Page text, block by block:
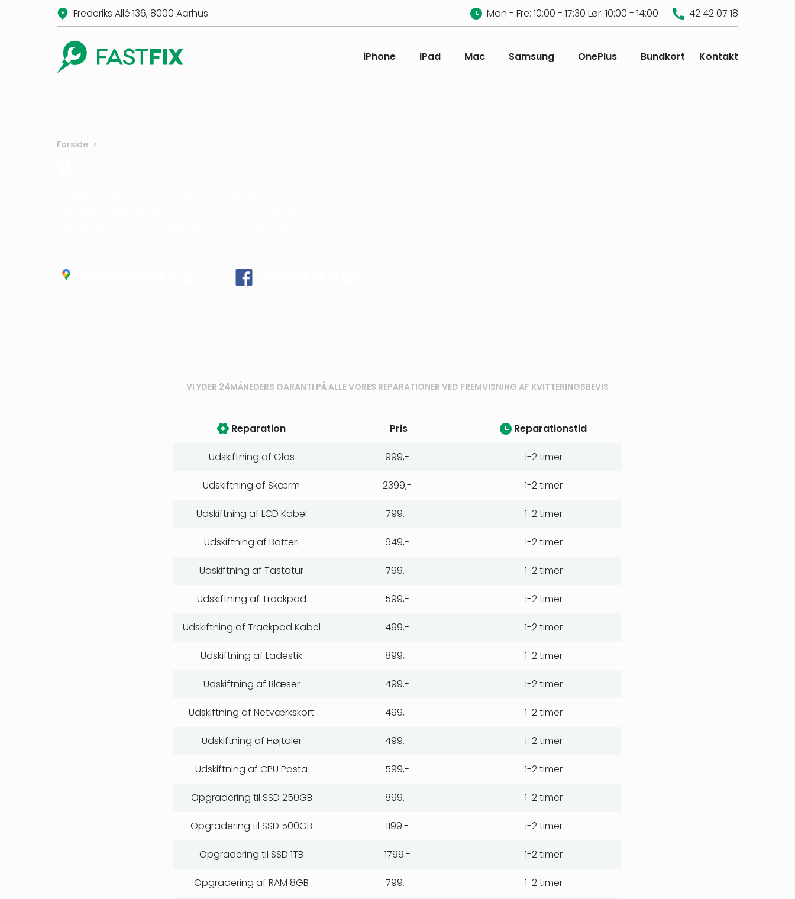
Frederiks Allé 136, 8000 Aarhus Man - Fre: 10:00 - 17:30 Lør: 10:00 - 14:00 42 42 07 18
iPhone iPad Mac Samsung OnePlus Bundkort Kontakt
Forside >
VI YDER 24MÅNEDERS GARANTI PÅ ALLE VORES REPARATIONER VED FREMVISNING AF KVITTERINGSBEVIS
Reparation Pris Reparationstid
Udskiftning af Glas 999,- 1-2 timer
Udskiftning af Skærm 2399,- 1-2 timer
Udskiftning af LCD Kabel 799.- 1-2 timer
Udskiftning af Batteri 649,- 1-2 timer
Udskiftning af Tastatur 799.- 1-2 timer
Udskiftning af Trackpad 599,- 1-2 timer
Udskiftning af Trackpad Kabel 499.- 1-2 timer
Udskiftning af Ladestik 899,- 1-2 timer
Udskiftning af Blæser 499.- 1-2 timer
Udskiftning af Netværkskort 499,- 1-2 timer
Udskiftning af Højtaler 499.- 1-2 timer
Udskiftning af CPU Pasta 599,- 1-2 timer
Opgradering til SSD 250GB 899.- 1-2 timer
Opgradering til SSD 500GB 1199.- 1-2 timer
Opgradering til SSD 1TB 1799.- 1-2 timer
Opgradering af RAM 8GB 799.- 1-2 timer